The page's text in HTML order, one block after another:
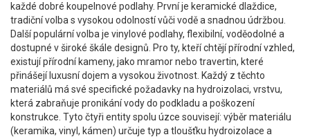
každé dobré koupelnové podlahy. První je keramické dlaždice,
tradiční volba s vysokou odolností vůči vodě a snadnou údržbou
Další populární volba je vinylové podlahy, flexibilní, voděodolné a
dostupné v široké škále designů . Pro ty, kteří chtějí přírodní vzhled,
existujípřírodní kameny, jako mramor nebo travertin, které
přinášejí luxusní dojem a vysokou životnost . Každý z těchto
materiálů má své specifické požadavky na hydroizolaci, vrstvu,
která zabraňuje pronikání vody do podkladu a poškození
konstrukce . Tyto čtyři entity spolu úzce souvisejí: výběr materiálu
(keramika, vinyl, kámen) určuje typ a tloušťku hydroizolace a